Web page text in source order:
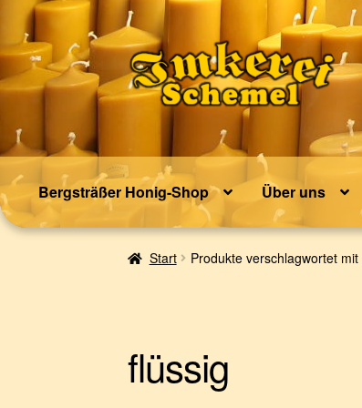
Zur
Navigation
springen
Zum
Inhalt
springen
Bergsträßer Honig-Shop Über uns
Start Produkte verschlagwortet mit
flüssig